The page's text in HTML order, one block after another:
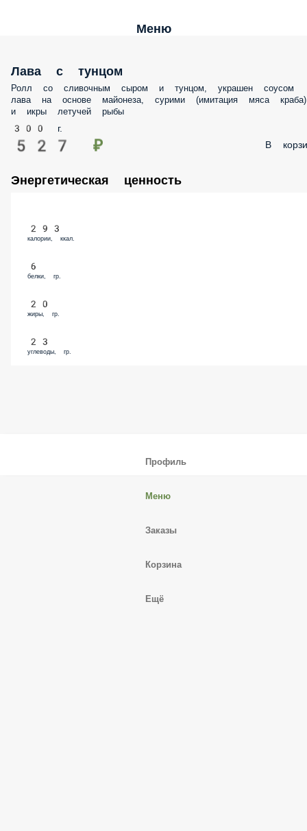
Меню
Лава с тунцом
Ролл со сливочным сыром и тунцом, украшен соусом
лава на основе майонеза, сурими (имитация мяса краба)
и икры летучей рыбы
300 г.
527 ₽ В
Энергетическая ценность
293
калории, ккал.
6
белки, гр.
20
жиры, гр.
23
углеводы, гр.
Профиль
Меню
Заказы
Корзина
Ещё